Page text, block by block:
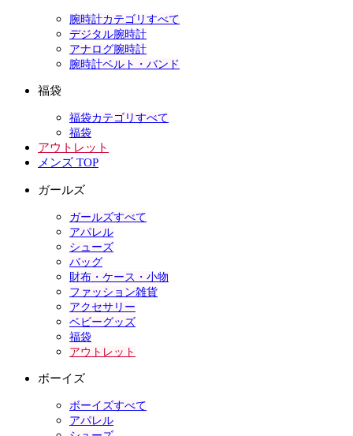
腕時計カテゴリすべて
デジタル腕時計
アナログ腕時計
腕時計ベルト・バンド
福袋
福袋カテゴリすべて
福袋
アウトレット
メンズ TOP
ガールズ
ガールズすべて
アパレル
シューズ
バッグ
財布・ケース・小物
ファッション雑貨
アクセサリー
ベビーグッズ
福袋
アウトレット
ボーイズ
ボーイズすべて
アパレル